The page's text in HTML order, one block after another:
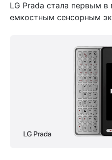
LG Prada стала первым
емкостным сенсорным